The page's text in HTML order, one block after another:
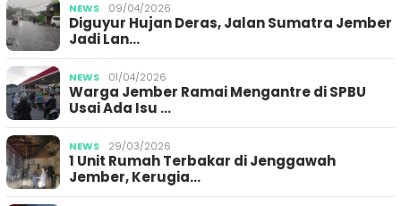
NEWS 09/04/2026
Diguyur Hujan Deras, Jalan Sumatra Jember
Jadi Lan…
NEWS 01/04/2026
Warga Jember Ramai Mengantre di SPBU
Usai Ada Isu …
NEWS 29/03/2026
1 Unit Rumah Terbakar di Jenggawah
Jember, Kerugia…